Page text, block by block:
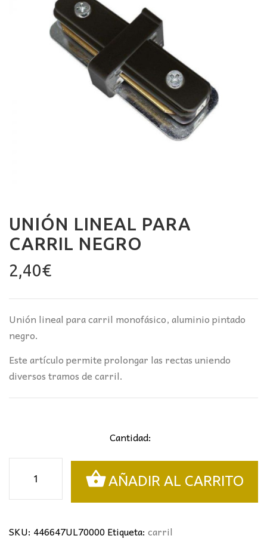
UNIÓN LINEAL PARA
CARRIL NEGRO
2,40€
Unión lineal para carril monofásico, aluminio pintado
negro.
Este artículo permite prolongar las rectas uniendo
diversos tramos de carril.
Cantidad:
para
negro
AÑADIR AL CARRITO
SKU: 446647UL70000Etiqueta: carril